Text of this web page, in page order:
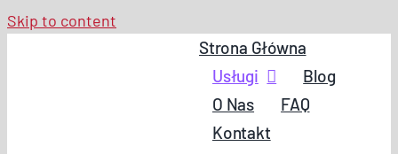
Skip to content
Strona Główna
Usługi
Blog
O Nas
FAQ
Kontakt